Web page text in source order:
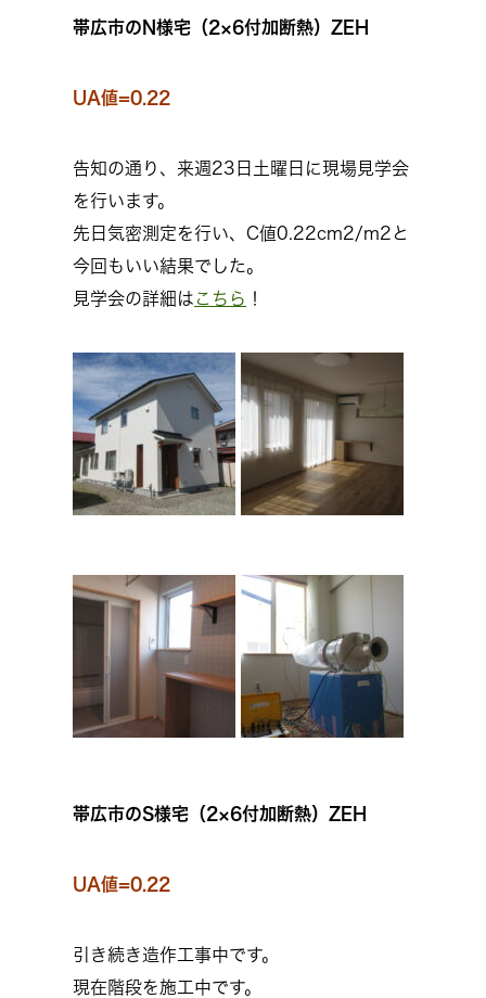
帯広市のN様宅（2×6付加断熱）ZEH
UA値=0.22
告知の通り、来週23日土曜日に現場見学会
を行います。
先日気密測定を行い、C値0.22cm2/m2と
今回もいい結果でした。
見学会の詳細は こちら ！
帯広市のS様宅（2×6付加断熱）ZEH
UA値=0.22
引き続き造作工事中です。
現在階段を施工中です。